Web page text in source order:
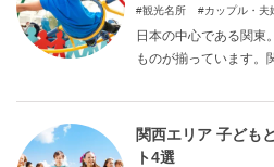
観光名所 カップル・夫
日本の中心である関東
ものが揃っています。
楽しめない事や、地
の、種類や数が多いも
が降って、外では楽し
ったところを諦めて
関西エリア 子ども
ト4選